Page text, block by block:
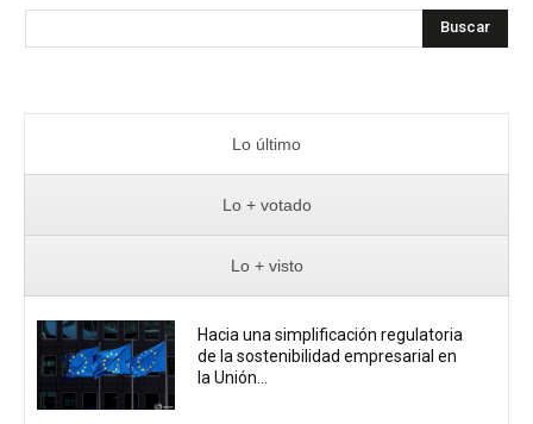
Buscar
Lo último
Lo + votado
Lo + visto
Hacia una simplificación regulatoria
de la sostenibilidad empresarial en
la Unión...